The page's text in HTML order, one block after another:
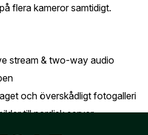
flera kameror samtidigt.
stream & two-way audio
och överskådligt fotogalleri
till nordisk server
skapa ett konto.
Skapa konto